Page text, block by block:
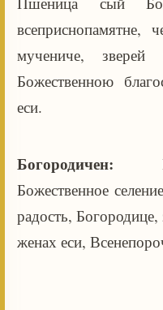
всеприснопамятне,
мучениче,
Божественною
еси.
Богородичен:
Божественное
радость,
женах еси,